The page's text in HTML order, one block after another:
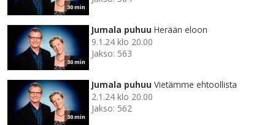
30 min
30 min
Jumala puhuu Herään eloon
9.1.24 klo 20.00
Jakso: 563
30 min
Jumala puhuu Vietämme ehtoollista
2.1.24 klo 20.00
Jakso: 562